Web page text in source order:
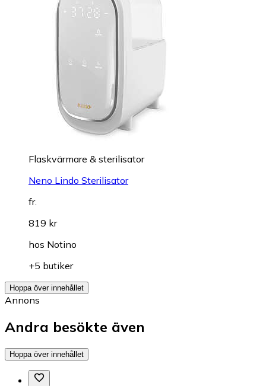
Flaskvärmare & sterilisator
Neno Lindo Sterilisator
fr.
819 kr
hos Notino
+5 butiker
Hoppa över innehållet
Annons
Andra besökte även
Hoppa över innehållet